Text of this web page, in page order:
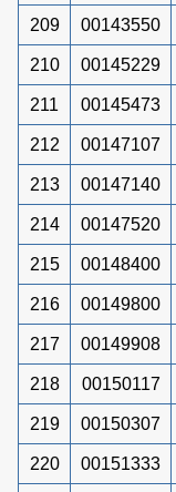
209 00143550
210 00145229
211 00145473
212 00147107
213 00147140
214 00147520
215 00148400
216 00149800
217 00149908
218 00150117
219 00150307
220 00151333